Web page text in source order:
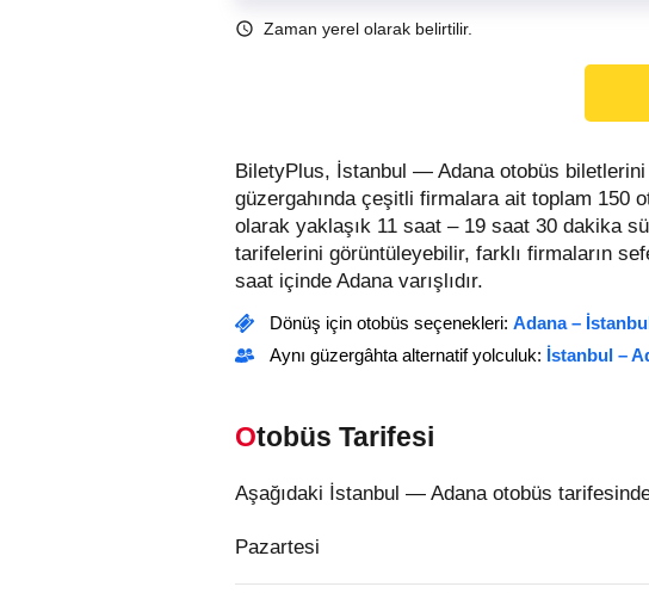
Zaman yerel olarak belirtilir.
BiletyPlus, İstanbul — Adana otobüs biletlerini
güzergahında çeşitli firmalara ait toplam 150
olarak yaklaşık 11 saat – 19 saat 30 dakika
tarifelerini görüntüleyebilir, farklı firmaların
saat içinde Adana varışlıdır.
Dönüş için otobüs seçenekleri: Adana –
Aynı güzergâhta alternatif yolculuk: İstanbul –
Otobüs Tarifesi
Aşağıdaki İstanbul — Adana otobüs
Pazartesi